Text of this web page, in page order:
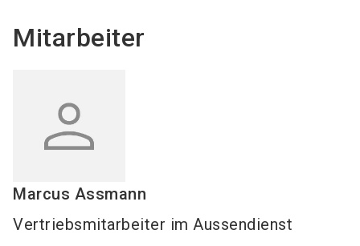
Mitarbeiter
Marcus Assmann
Vertriebsmitarbeiter im Aussendienst